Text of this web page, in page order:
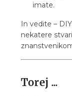
imate.
In vedite –
nekatere
Torej ...